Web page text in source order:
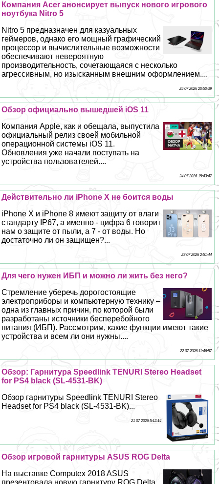
Компания Acer анонсирует выпуск нового игрового
ноутбука Nitro 5
Nitro 5 предназначен для казуальных
гeймеров, однако его мощный графический
процессор и вычислительные возможности
обеспечивают невероятную
производительность, сочетающаяся с несколько
агрессивным, но изысканным внешним оформлением....
25 07 2026 20:50:39
Обзор официально вышедшей iOS 11
Компания Apple, как и обещала, выпустила
официальный релиз своей мобильной
операционной системы iOS 11.
Обновления уже начали поступать на
устройства пользователей....
24 07 2026 15:43:47
Действительно ли iPhone X не боится воды
iPhone X и iPhone 8 имеют защиту от влаги
стандарту IP67, а именно - цифра 6 говорит
нам о защите от пыли, а 7 - от воды. Но
достаточно ли он защищен?...
23 07 2026 2:51:44
Для чего нужен ИБП и можно ли жить без него?
Стремление уберечь дорогостоящие
электроприборы и компьютерную технику –
одна из главных причин, по которой были
разработаны источники бесперебойного
питания (ИБП). Рассмотрим, какие функции имеют такие
устройства и всем ли они нужны....
22 07 2026 11:46:57
Обзор: Гарнитура Speedlink TENURI Stereo Headset
for PS4 black (SL-4531-BK)
Обзор гарнитуры Speedlink TENURI Stereo
Headset for PS4 black (SL-4531-BK)...
21 07 2026 5:12:14
Обзор игровой гарнитуры ASUS ROG Delta
На выставке Computex 2018 ASUS